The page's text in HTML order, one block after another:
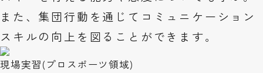
また、集団行動を通じてコミュニケーション
スキルの向上を図ることができます。
現場実習(プロスポーツ領域)